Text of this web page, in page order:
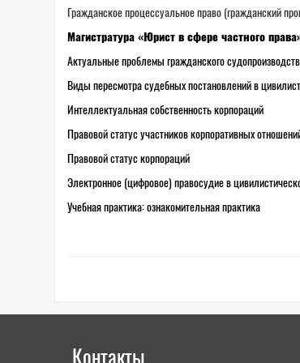
Гражданское процессуальное право (гражданский
Магистратура «Юрист в сфере частного
Актуальные проблемы гражданского
Виды пересмотра судебных постановлений в
Интеллектуальная собственность корпораций
Правовой статус участников корпоративных
Правовой статус корпораций
Электронное (цифровое) правосудие в
Учебная практика: ознакомительная практика
Контакты